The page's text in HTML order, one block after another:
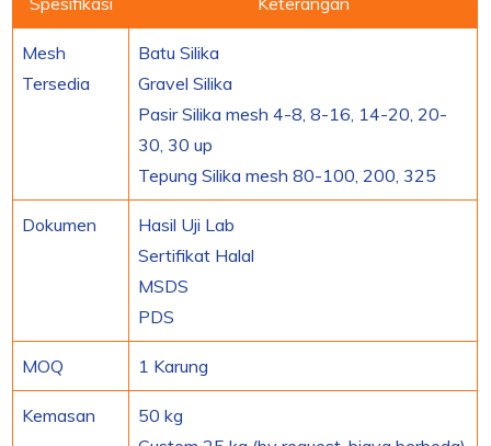
Mesh
Tersedia
Batu Silika
Gravel Silika
Pasir Silika mesh 4-8, 8-16, 14-20, 20-
30, 30 up
Tepung Silika mesh 80-100, 200, 325
Dokumen
Hasil Uji Lab
Sertifikat Halal
MSDS
PDS
MOQ 1 Karung
Kemasan
50 kg